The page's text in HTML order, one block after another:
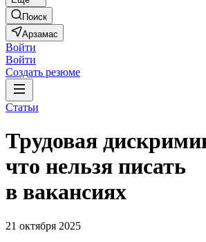
Поиск
Арзамас
Войти
Войти
Создать резюме
Статьи
Трудовая
что нельзя писать
в вакансиях
21 октября 2025